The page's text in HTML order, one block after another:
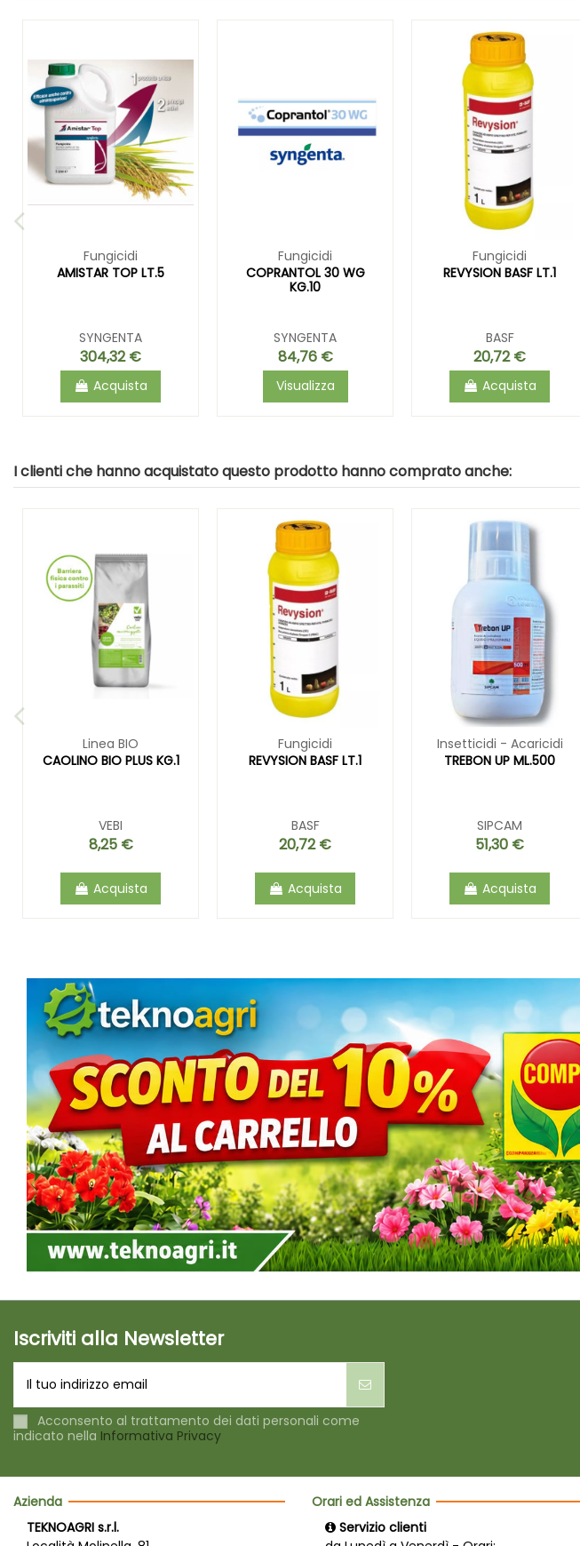
Fungicidi
AMISTAR TOP LT.5
SYNGENTA
304,32 €
Acquista
Fungicidi
COPRANTOL 30 WG
KG.10
SYNGENTA
84,76 €
Visualizza
Fungicidi
REVYSION BASF LT.1
BASF
20,72 €
Acquista
I clienti che hanno acquistato questo prodotto hanno comprato anche:
Linea BIO
CAOLINO BIO PLUS KG.1
VEBI
8,25 €
Acquista
Fungicidi
REVYSION BASF LT.1
BASF
20,72 €
Acquista
Insetticidi - Acaricidi
TREBON UP ML.500
SIPCAM
51,30 €
Acquista
Iscriviti alla Newsletter
Acconsento al trattamento dei dati personali come
indicato nella Informativa Privacy
Azienda
TEKNOAGRI s.r.l.
Orari ed Assistenza
Servizio clienti